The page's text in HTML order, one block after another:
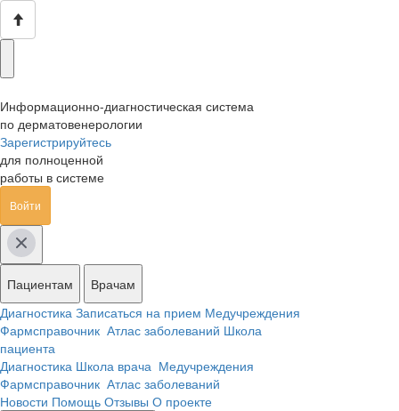
Информационно-диагностическая система
по дерматовенерологии
Зарегистрируйтесь
для полноценной
работы в системе
Войти
Пациентам
Врачам
Диагностика Записаться на прием Медучреждения
Фармсправочник Атлас заболеваний Школа
пациента
Диагностика Школа врача Медучреждения
Фармсправочник Атлас заболеваний
Новости Помощь Отзывы О проекте